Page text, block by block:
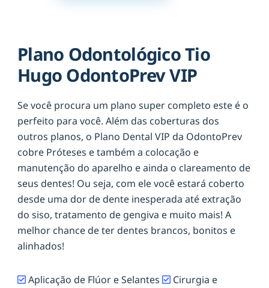
Plano Odontológico Tio
Hugo OdontoPrev VIP
Se você procura um plano super completo este é o
perfeito para você. Além das coberturas dos
outros planos, o Plano Dental VIP da OdontoPrev
cobre Próteses e também a colocação e
manutenção do aparelho e ainda o clareamento de
seus dentes! Ou seja, com ele você estará coberto
desde uma dor de dente inesperada até extração
do siso, tratamento de gengiva e muito mais! A
melhor chance de ter dentes brancos, bonitos e
alinhados!
Aplicação de Flúor e Selantes
Cirurgia e